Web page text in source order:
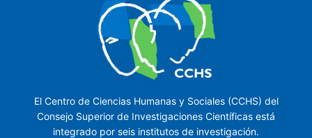
El Centro de Ciencias Humanas y Sociales (CCHS) del
Consejo Superior de Investigaciones Científicas está
integrado por seis institutos de investigación.